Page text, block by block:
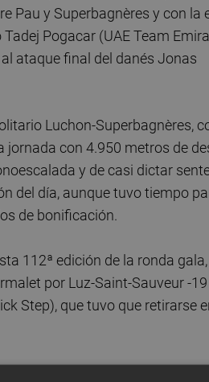
Pau y Superbagnères y con la
Pogacar (UAE Team
ataque final del danés Jonas
Luchon-Superbagnères,
con 4.950 metros de
y de casi dictar
del día, aunque tuvo tiempo
de bonificación.
112ª edición de la ronda
por Luz-Saint-Sauveur -19
Step), que tuvo que retirarse
provisional general